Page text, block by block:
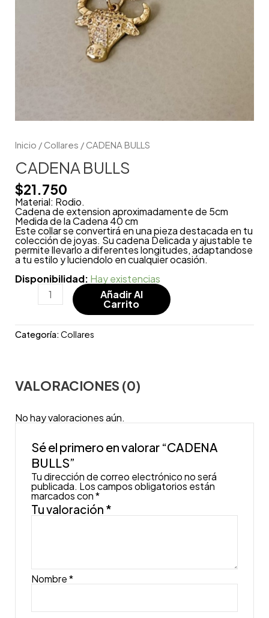
Inicio / Collares / CADENA BULLS
CADENA BULLS
$21.750
Material: Rodio.
Cadena de extension aproximadamente de 5cm
Medida de la Cadena 40 cm
Este collar se convertirá en una pieza destacada en tu
colección de joyas. Su cadena Delicada y ajustable te
permite llevarlo a diferentes longitudes, adaptandose
a tu estilo y luciendolo en cualquier ocasión.
Disponibilidad: Hay existencias
Añadir Al
Carrito
Categoría:Collares
VALORACIONES (0)
No hay valoraciones aún.
Sé el primero en valorar “CADENA
BULLS”
Tu dirección de correo electrónico no será
publicada. Los campos obligatorios están
marcados con*
Tu valoración *
Nombre*